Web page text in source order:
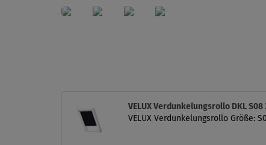
VELUX Verdunkelungsrollo DKL S08
VELUX Verdunkelungsrollo Größe: